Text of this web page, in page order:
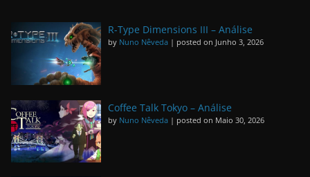
R-Type Dimensions III – Análise
by Nuno Nêveda | posted on Junho 3, 2026
Coffee Talk Tokyo – Análise
by Nuno Nêveda | posted on Maio 30, 2026